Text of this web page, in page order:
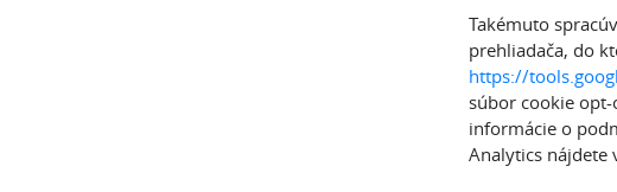
Takémuto
prehliadača, do
https://
súbor cookie
informácie o
Analytics nájdete